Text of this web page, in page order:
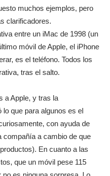
muchos ejemplos, pero
clarificadores.
entre un iMac de 1998 (un
móvil de Apple, el iPhone
es el teléfono. Todos los
tras el salto.
a Apple, y tras la
que para algunos es el
con ayuda de
compañía a cambio de que
En cuanto a las
que un móvil pese 115